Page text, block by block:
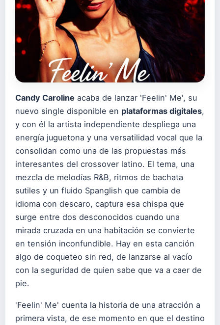
Candy Caroline acaba de lanzar 'Feelin' Me', su
nuevo single disponible en plataformas digitales,
y con él la artista independiente despliega una
energía juguetona y una versatilidad vocal que la
consolidan como una de las propuestas más
interesantes del crossover latino. El tema, una
mezcla de melodías R&B, ritmos de bachata
sutiles y un fluido Spanglish que cambia de
idioma con descaro, captura esa chispa que
surge entre dos desconocidos cuando una
mirada cruzada en una habitación se convierte
en tensión inconfundible. Hay en esta canción
algo de coqueteo sin red, de lanzarse al vacío
con la seguridad de quien sabe que va a caer de
pie.
'Feelin' Me' cuenta la historia de una atracción a
primera vista, de ese momento en que el destino